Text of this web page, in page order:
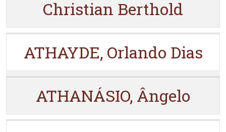
Christian Berthold
ATHAYDE, Orlando Dias
ATHANÁSIO, Ângelo